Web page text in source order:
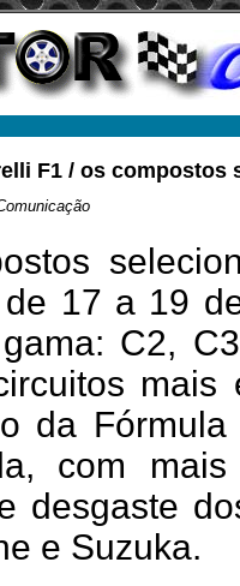
F1 / os compostos
de 17 a 19
C2,
mais
da
com
desgaste
e Suzuka.